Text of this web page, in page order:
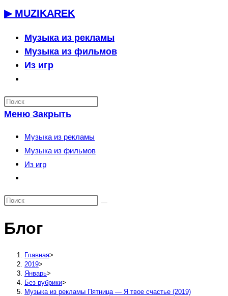
Перейти
содержимому
▶ MUZIKAREK
Музыка из рекламы
Музыка из фильмов
Из игр
по
веб-
сайту
Меню Закрыть
Музыка из рекламы
Музыка из фильмов
Из игр
по
сайту
Блог
Главная>
2019>
Январь>
Без рубрики>
Музыка из рекламы Пятница — Я твое счастье (2019)